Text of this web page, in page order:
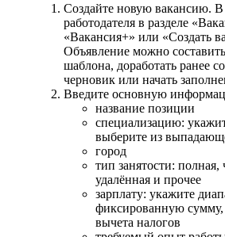
Создайте новую вакансию.
работодателя в разделе
«Вакансия+» или «Создать
Объявление можно
шаблона, доработать ранее
черновик или начать
Введите основную
название позиции
специализацию:
выберите из
город
тип занятости: полная,
удалённая и прочее
зарплату: укажите
фиксированную
вычета налогов